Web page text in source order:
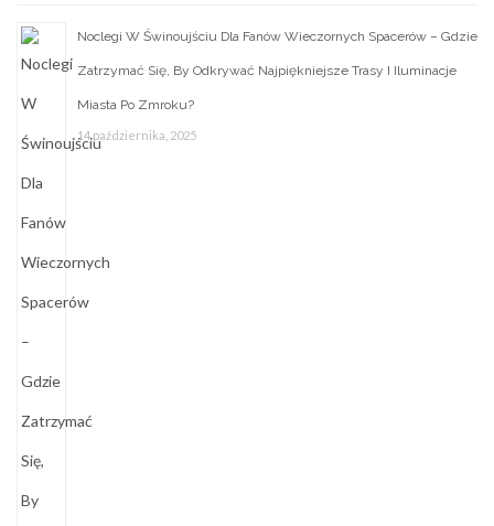
Noclegi W Świnoujściu Dla Fanów Wieczornych Spacerów – Gdzie
Zatrzymać Się, By Odkrywać Najpiękniejsze Trasy I Iluminacje
Miasta Po Zmroku?
14 października, 2025